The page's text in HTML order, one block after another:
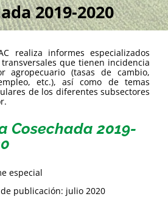
2019-2020
realiza informes especializados
que tienen incidencia
agropecuario (tasas de cambio,
etc.), así como de temas
de los diferentes subsectores
Cosechada 2019-
especial
de publicación: julio 2020